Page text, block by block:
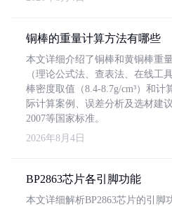
铜棒的重量计算方法有哪些
本文详细介绍了铜棒和黄铜棒重
（理论公式法、查表法、在线工
棒密度取值（8.4-8.7g/cm³）和计
际计算案例、误差分析及选材建
2007等国家标准。
2026年8月4日
BP2863芯片各引脚功能
本文详细解析BP2863芯片的引脚